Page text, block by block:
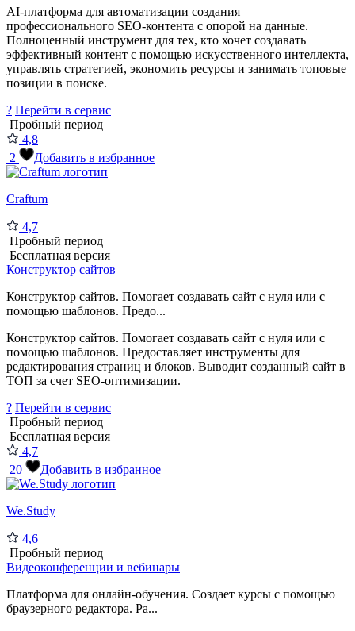
AI-платформа для автоматизации создания
профессионального SEO-контента с опорой на данные.
Полноценный инструмент для тех, кто хочет создавать
эффективный контент с помощью искусственного интеллекта,
управлять стратегией, экономить ресурсы и занимать топовые
позиции в поиске.
? Перейти в сервис
Пробный период
4,8
2
Добавить в избранное
Craftum
4,7
Пробный период
Бесплатная версия
Конструктор сайтов
Конструктор сайтов. Помогает создавать сайт с нуля или с
помощью шаблонов. Предо...
Конструктор сайтов. Помогает создавать сайт с нуля или с
помощью шаблонов. Предоставляет инструменты для
редактирования страниц и блоков. Выводит созданный сайт в
ТОП за счет SEO-оптимизации.
? Перейти в сервис
Пробный период
Бесплатная версия
4,7
20
Добавить в избранное
We.Study
4,6
Пробный период
Видеоконференции и вебинары
Платформа для онлайн-обучения. Создает курсы с помощью
браузерного редактора. Ра...